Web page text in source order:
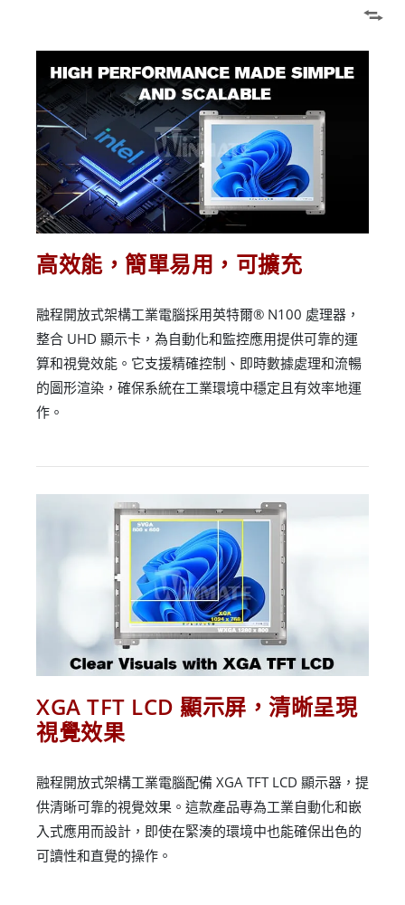
高效能，簡單易用，可擴充
融程開放式架構工業電腦採用英特爾® N100 處理器，
整合 UHD 顯示卡，為自動化和監控應用提供可靠的運
算和視覺效能。它支援精確控制、即時數據處理和流暢
的圖形渲染，確保系統在工業環境中穩定且有效率地運
作。
XGA TFT LCD 顯示屏，清晰呈現
視覺效果
融程開放式架構工業電腦配備 XGA TFT LCD 顯示器，提
供清晰可靠的視覺效果。這款產品專為工業自動化和嵌
入式應用而設計，即使在緊湊的環境中也能確保出色的
可讀性和直覺的操作。